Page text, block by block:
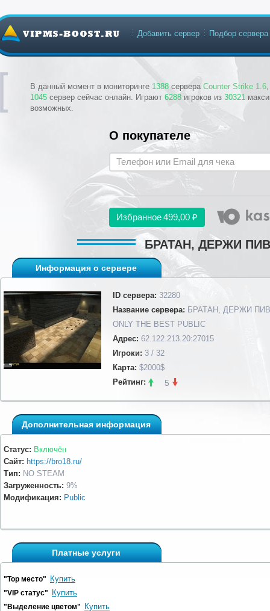
В данный момент в мониторинге 1388 сервера Counter Strike 1.6
1045 сервер сейчас онлайн. Играют 6288 игроков из 30321
возможных.
Добавить сервер Подбор сервера
О покупателе
Избранное499,00 ₽
БРАТАН, ДЕРЖИ
Информация о сервере
ID сервера: 32280
Название сервера: БРАТАН, ДЕРЖИ
ONLY THE BEST PUBLIC
Адрес: 62.122.213.20:27015
Игроки: 3 / 32
Карта: $2000$
Рейтинг:
5
Дополнительная информация
Статус: Включён
Сайт: https://bro18.ru/
Тип: NO STEAM
Загруженность: 9%
Модификация: Public
Платные услуги
"Top место" Купить
"VIP статус" Купить
"Выделение цветом" Купить